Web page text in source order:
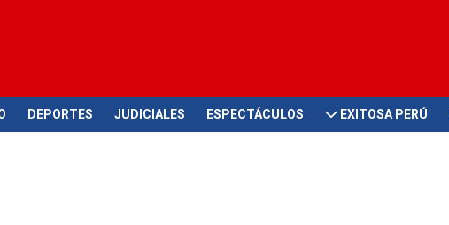
DEPORTES JUDICIALES ESPECTÁCULOS EXITOSA PERÚ